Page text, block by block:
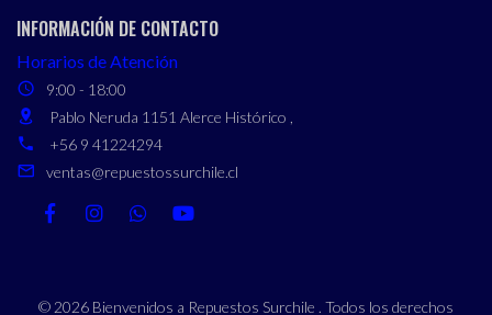
INFORMACIÓN DE CONTACTO
Horarios de Atención
9:00 - 18:00
Pablo Neruda 1151 Alerce Histórico ,
+56 9 41224294
ventas@repuestossurchile.cl
© 2026 Bienvenidos a Repuestos Surchile . Todos los derechos